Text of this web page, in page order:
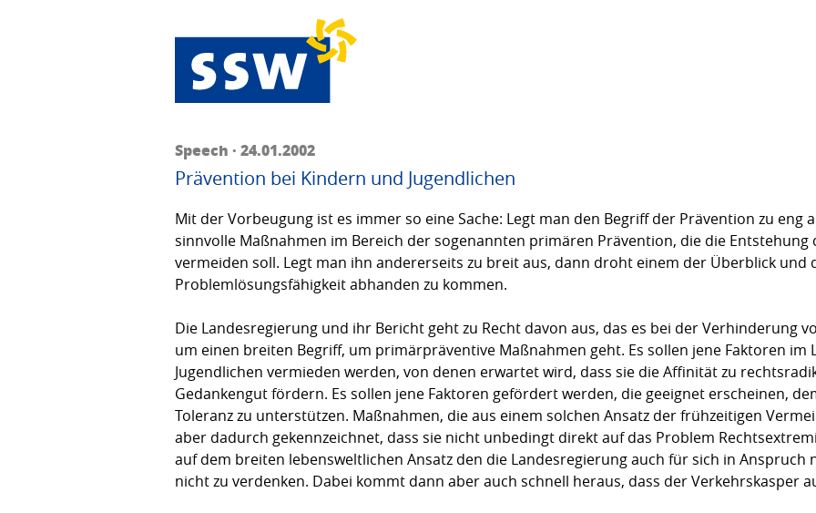
Speech · 24.01.2002
Prävention bei Kindern und Jugendlichen
Mit der Vorbeugung ist es immer so eine Sache: Legt man den Begriff der Prävention zu eng
sinnvolle Maßnahmen im Bereich der sogenannten primären Prävention, die die
vermeiden soll. Legt man ihn ande­rer­seits zu breit aus, dann droht einem der Überblick und
Problem­lösungsfähigkeit abhanden zu kommen.
Die Landesregierung und ihr Bericht geht zu Recht davon aus, das es bei der Verhinderung
um einen breiten Begriff, um primärpräventive Maßnah­men geht. Es sollen jene Faktoren im
Jugendlichen vermieden werden, von denen erwartet wird, dass sie die Affinität zu
Gedankengut fördern. Es sollen jene Faktoren gefördert werden, die geeignet erscheinen,
Toleranz zu unterstützen. Maßnahmen, die aus einem solchen Ansatz der frühzeitigen
aber dadurch gekennzeichnet, dass sie nicht unbedingt direkt auf das Problem
auf dem breiten lebensweltlichen Ansatz den die Landesregierung auch für sich in Anspruch
nicht zu verdenken. Dabei kommt dann aber auch schnell heraus, dass der Verkehrskasper